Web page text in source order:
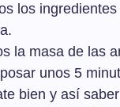
los
la masa de las
unos 5
bien y así